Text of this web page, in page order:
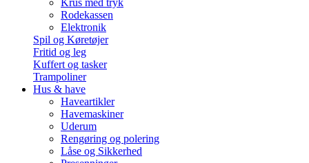
Krus med tryk
Rodekassen
Elektronik
Spil og Køretøjer
Fritid og leg
Kuffert og tasker
Trampoliner
Hus & have
Haveartikler
Havemaskiner
Uderum
Rengøring og polering
Låse og Sikkerhed